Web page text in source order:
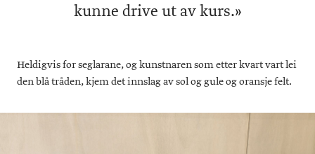
kunne drive ut av kurs.»
Heldigvis for seglarane, og kunstnaren som etter kvart vart lei
den blå tråden, kjem det innslag av sol og gule og oransje felt.